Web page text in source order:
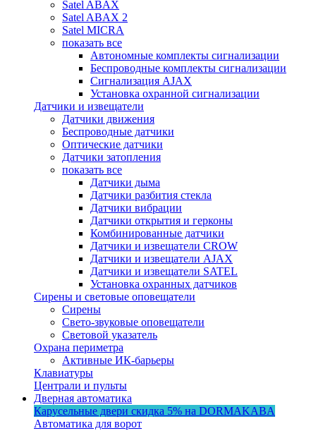
Satel ABAX
Satel ABAX 2
Satel MICRA
показать все
Автономные комплекты сигнализации
Беспроводные комплекты сигнализации
Сигнализация AJAX
Установка охранной сигнализации
Датчики и извещатели
Датчики движения
Беспроводные датчики
Оптические датчики
Датчики затопления
показать все
Датчики дыма
Датчики разбития стекла
Датчики вибрации
Датчики открытия и герконы
Комбинированные датчики
Датчики и извещатели CROW
Датчики и извещатели AJAX
Датчики и извещатели SATEL
Установка охранных датчиков
Сирены и световые оповещатели
Сирены
Свето-звуковые оповещатели
Световой указатель
Охрана периметра
Активные ИК-барьеры
Клавиатуры
Централи и пульты
Дверная автоматика
Карусельные двери скидка 5% на DORMAKABA
Автоматика для ворот